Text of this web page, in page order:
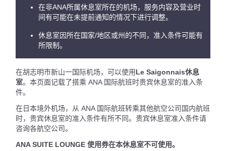
在非ANA所属休息室所在的机场，服务内容及营业时
间有可能在未提前通知的情况下进行调整。
休息室因所在国家/地区或州的不同，准入条件可能有
所限制。
在胡志明市新山一国际机场，可以使用Le Saigonnais休息
室。本页面记载了搭乘 ANA 国际航班时贵宾休息室的准入条
件。
在日本境外机场，从 ANA 国际航班转乘其他航空公司国内航班
时，贵宾休息室的准入条件有所不同。贵宾休息室准入条件请
咨询各航空公司。
ANA SUITE LOUNGE 使用券在本休息室不可使用。